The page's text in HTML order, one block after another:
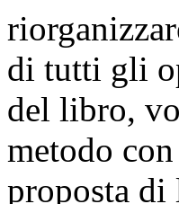
di tutti gli
del libro,
metodo
proposta di